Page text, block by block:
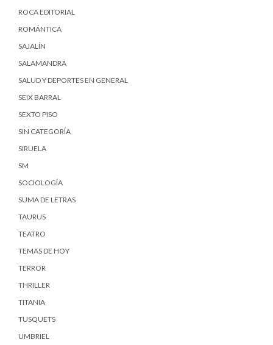
ROCA EDITORIAL
ROMÁNTICA
SAJALÍN
SALAMANDRA
SALUD Y DEPORTES EN GENERAL
SEIX BARRAL
SEXTO PISO
SIN CATEGORÍA
SIRUELA
SM
SOCIOLOGÍA
SUMA DE LETRAS
TAURUS
TEATRO
TEMAS DE HOY
TERROR
THRILLER
TITANIA
TUSQUETS
UMBRIEL